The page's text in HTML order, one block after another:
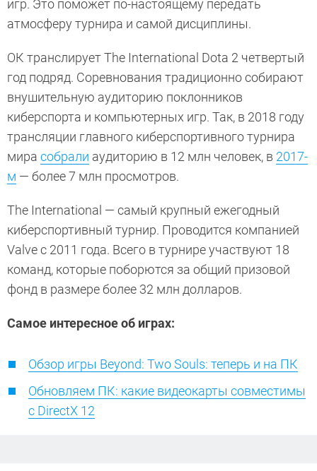
игр. Это поможет по-настоящему передать
атмосферу турнира и самой дисциплины.
ОК транслирует The International Dota 2 четвертый
год подряд. Соревнования традиционно собирают
внушительную аудиторию поклонников
киберспорта и компьютерных игр. Так, в 2018 году
трансляции главного киберспортивного турнира
мира собрали аудиторию в 12 млн человек, в 2017-
м — более 7 млн просмотров.
The International — самый крупный ежегодный
киберспортивный турнир. Проводится компанией
Valve с 2011 года. Всего в турнире участвуют 18
команд, которые поборются за общий призовой
фонд в размере более 32 млн долларов.
Самое интересное об играх:
Обзор игры Beyond: Two Souls: теперь и на ПК
Обновляем ПК: какие видеокарты совместимы
с DirectX 12